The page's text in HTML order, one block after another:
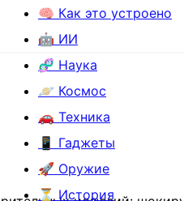
🧠 Как это устроено
🤖 ИИ
🧬 Наука
🪐 Космос
🚗 Техника
📱 Гаджеты
🚀 Оружие
⏳ История